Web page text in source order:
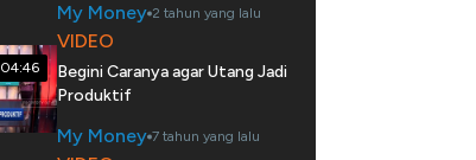
My Money 2 tahun yang lalu
04:46
VIDEO
Begini Caranya agar Utang Jadi
Produktif
My Money 7 tahun yang lalu